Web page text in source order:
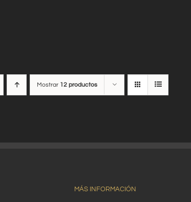
Mostrar 12 productos
MÁS INFORMACIÓN